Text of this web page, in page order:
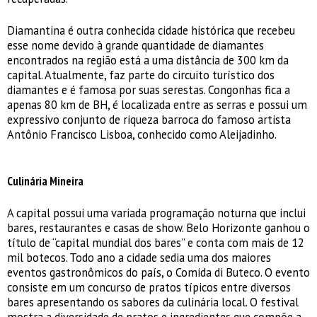
Diamantina é outra conhecida cidade histórica que recebeu
esse nome devido à grande quantidade de diamantes
encontrados na região está a uma distância de 300 km da
capital. Atualmente, faz parte do circuito turístico dos
diamantes e é famosa por suas serestas. Congonhas fica a
apenas 80 km de BH, é localizada entre as serras e possui um
expressivo conjunto de riqueza barroca do famoso artista
Antônio Francisco Lisboa, conhecido como Aleijadinho.
Culinária Mineira
A capital possui uma variada programação noturna que inclui
bares, restaurantes e casas de show. Belo Horizonte ganhou o
título de “capital mundial dos bares” e conta com mais de 12
mil botecos. Todo ano a cidade sedia uma dos maiores
eventos gastronômicos do país, o Comida di Buteco. O evento
consiste em um concurso de pratos típicos entre diversos
bares apresentando os sabores da culinária local. O festival